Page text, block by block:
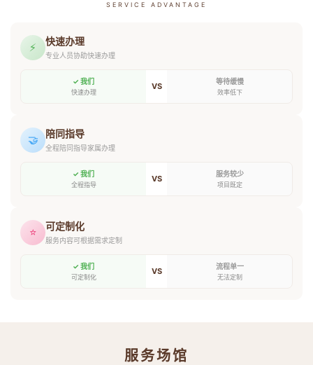
SERVICE ADVANTAGE
⚡ 快速办理
专业人员协助快速办理
✓ 我们
快速办理
VS 等待缓慢
效率低下
🤝 陪同指导
全程陪同指导家属办理
✓ 我们
全程指导
VS 服务较少
项目既定
⭐ 可定制化
服务内容可根据需求定制
✓ 我们
可定制化
VS 流程单一
无法定制
服务场馆